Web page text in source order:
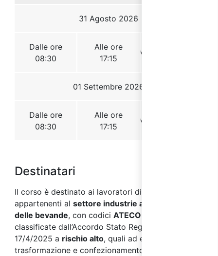
Destinatari
Il corso è destinato ai lavoratori di aziende
appartenenti al settore industrie alimentari e
delle bevande, con codici ATECO 2007 C 10 e 11
classificate dall’Accordo Stato Regioni del
17/4/2025 a rischio alto, quali ad esempio: addetti
trasformazione e confezionamento